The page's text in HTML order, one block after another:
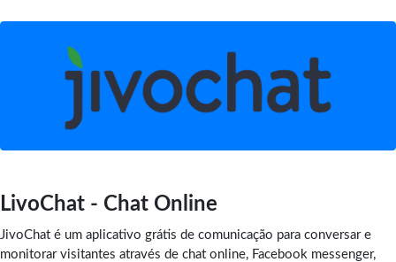
LivoChat - Chat Online
JivoChat é um aplicativo grátis de comunicação para conversar e
monitorar visitantes através de chat online, Facebook messenger,